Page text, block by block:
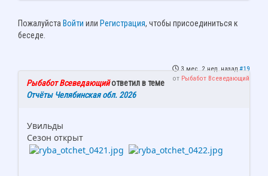
Пожалуйста Войти или Регистрация, чтобы присоединиться к
беседе.
3 мес. 2 нед. назад #19
от Рыбабот Всеведающий
Рыбабот Всеведающийответил в теме
Отчёты Челябинская обл. 2026
Увильды
Сезон открыт